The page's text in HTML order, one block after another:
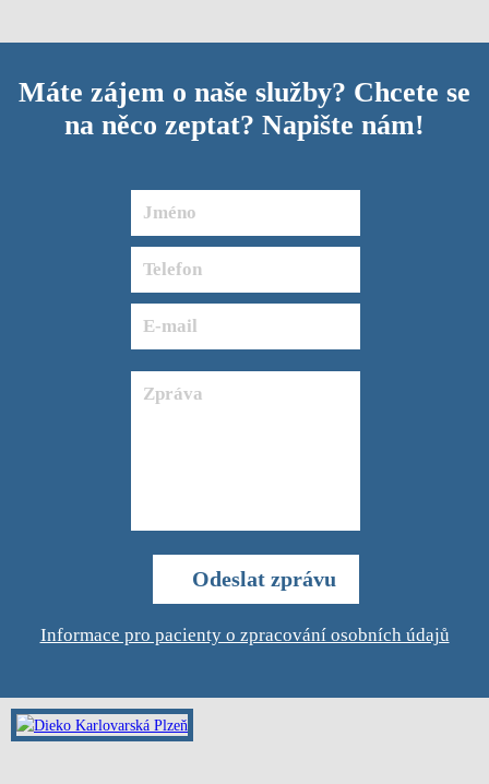
Máte zájem o naše služby? Chcete se
na něco zeptat? Napište nám!
Informace pro pacienty o zpracování osobních údajů